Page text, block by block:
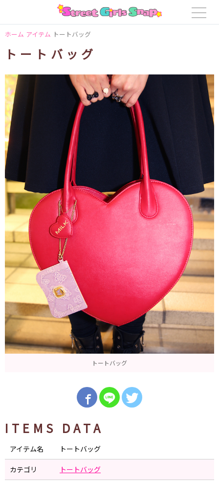
ホーム アイテム トートバッグ
トートバッグ
トートバッグ
ITEMS DATA
アイテム名 トートバッグ
カテゴリ トートバッグ